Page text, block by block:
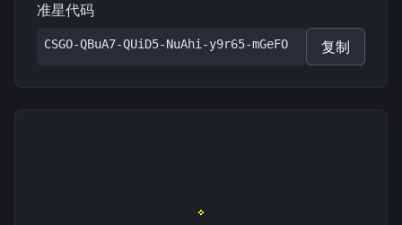
准星代码
CSGO-QBuA7-QUiD5-NuAhi-y9r65-mGeFO 复制